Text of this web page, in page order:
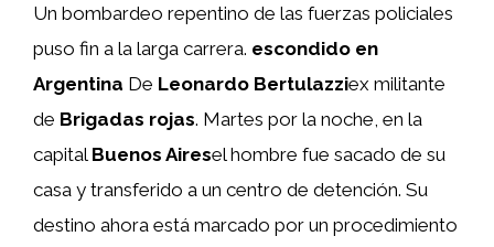
Un bombardeo repentino de las fuerzas policiales
puso fin a la larga carrera. escondido en
Argentina De Leonardo Bertulazziex militante
de Brigadas rojas. Martes por la noche, en la
capital Buenos Airesel hombre fue sacado de su
casa y transferido a un centro de detención. Su
destino ahora está marcado por un procedimiento